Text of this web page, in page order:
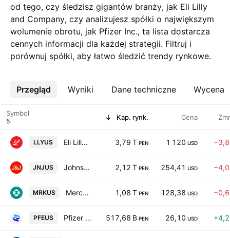
od tego, czy śledzisz gigantów branży, jak Eli Lilly
and Company, czy analizujesz spółki o największym
wolumenie obrotu, jak Pfizer Inc., ta lista dostarcza
cennych informacji dla każdej strategii. Filtruj i
porównuj spółki, aby łatwo śledzić trendy rynkowe.
Przegląd Wyniki Dane techniczne Wycena
Więcej
Symbol Kap. rynk. Cena
LLYUS Eli Lilly and Company 3,79 T PEN 1 120 USD
JNJUS Johnson & Johnson 2,12 T PEN 254,41 USD
MRKUS Merck & Co., Inc. 1,08 T PEN 128,38 USD
PFEUS Pfizer Inc. 517,68 B PEN 26,10 USD